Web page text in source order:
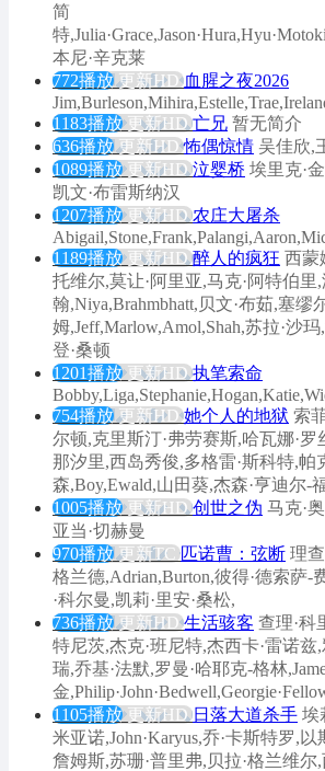
简
特
本尼·辛克莱
772播放 更新HD 血腥之夜2026
1183播放 更新HD 亡兄 暂无简介
636播放 更新HD 怖偶惊情 吴佳欣,
1089播放 更新HD 泣婴桥 埃里克·
凯文·布雷斯纳汉
1207播放 更新HD 农庄大屠杀
1189播放 更新HD 醉人的疯狂 西蒙
托维尔,莫让·阿里亚,马克·阿特伯里,
翰,Niya,Brahmbhatt,贝文·布茹,塞缪
姆,Jeff,Marlow,Amol,Shah,苏拉·沙
登·桑顿
1201播放 更新HD 执笔索命
754播放 更新HD 她个人的地狱 索
尔顿,克里斯汀·弗劳赛斯,哈瓦娜·罗
那汐里,西岛秀俊,多格雷·斯科特,帕
森,Boy,Ewald,山田葵,杰森·亨迪尔-
1005播放 更新HD 创世之伪 马克·
亚当·切赫曼
970播放 更新TC 匹诺曹：弦断 理
格兰德,Adrian,Burton,彼得·德索萨-
·科尔曼,凯莉·里安·桑松,
736播放 更新HD 生活骇客 查理·科
特尼茨,杰克·班尼特,杰西卡·雷诺兹
瑞,乔基·法默,罗曼·哈耶克-格林
金
1105播放 更新HD 日落大道杀手 埃
米亚诺,John·Karyus,乔·卡斯特罗,以
詹姆斯,苏珊·普里弗,贝拉·格兰维尔